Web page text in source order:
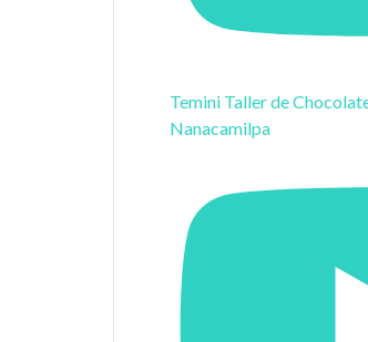
Temini Taller de
Nanacamilpa